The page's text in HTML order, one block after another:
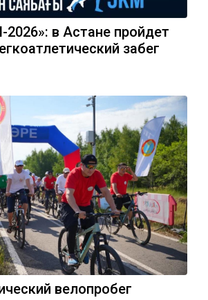
2026»: в Астане пройдет
забег
велопробег